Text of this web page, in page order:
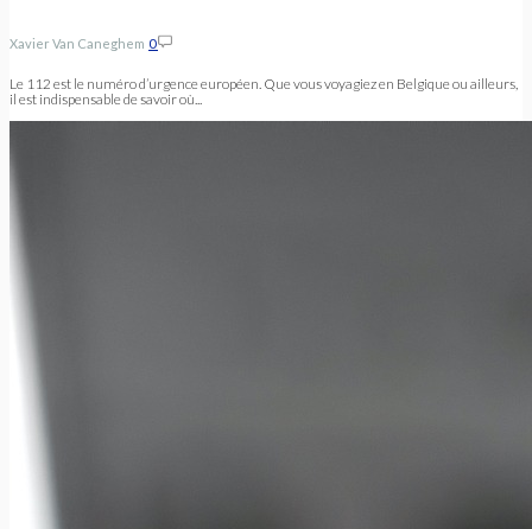
Xavier Van Caneghem 0
Le 112 est le numéro d’urgence européen. Que vous voyagiez en Belgique ou ailleurs,
il est indispensable de savoir où...